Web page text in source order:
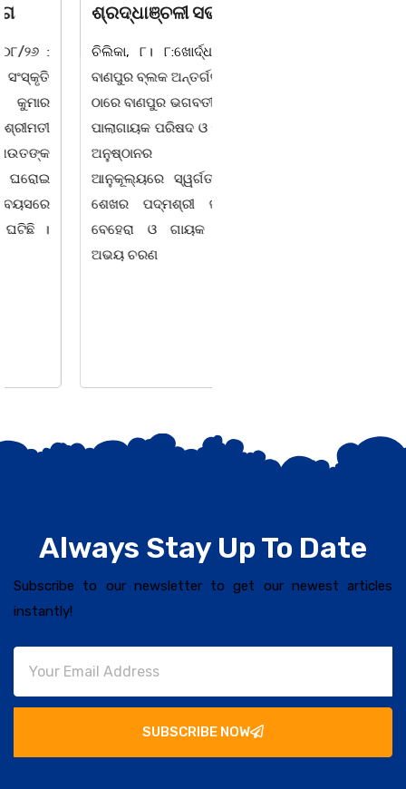
ଶ୍ରଦ୍ଧାଞ୍ଚଳୀ ସଭା |
ଚିଲିକା, ୮। ୮:ଖୋର୍ଦ୍ଧା ଜିଲ୍ଲା
ବାଣପୁର ବ୍ଲକ ଅନ୍ତର୍ଗତ ନାଚୁଣୀ
ଠାରେ ବାଣପୁର ଭଗବତୀ ମଣ୍ଡଳ
ପାଲାଗାୟକ ପରିଷଦ ଓ ଜାଗୃତିକା
ଅନୁଷ୍ଠାନର ମିଳିତ
ଆନୁକୂଲ୍ୟରେ ସ୍ୱର୍ଗତ ଗାୟକ
ଶେଖର ପଦ୍ମଶ୍ରୀ ଜଗନ୍ନାଥ
ବେହେରା ଓ ଗାୟକ ସମ୍ରାଟ
Always Stay Up To Date
Subscribe to our newsletter to get our newest articles
instantly!
SUBSCRIBE NOW